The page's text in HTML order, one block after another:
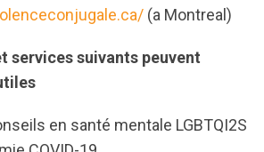
(a Montreal)
services suivants peuvent
en santé mentale LGBTQI2S